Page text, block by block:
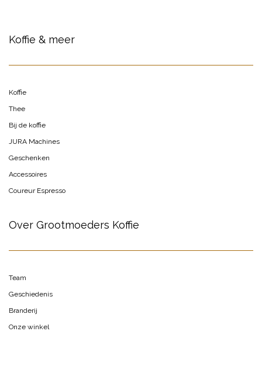
Koffie & meer
Koffie
Thee
Bij de koffie
JURA Machines
Geschenken
Accessoires
Coureur Espresso
Over Grootmoeders Koffie
Team
Geschiedenis
Branderij
Onze winkel